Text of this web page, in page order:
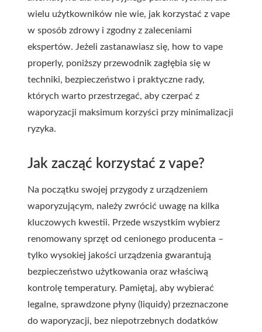
wielu użytkowników nie wie, jak korzystać z vape
w sposób zdrowy i zgodny z zaleceniami
ekspertów. Jeżeli zastanawiasz się, how to vape
properly, poniższy przewodnik zagłębia się w
techniki, bezpieczeństwo i praktyczne rady,
których warto przestrzegać, aby czerpać z
waporyzacji maksimum korzyści przy minimalizacji
ryzyka.
Jak zacząć korzystać z vape?
Na początku swojej przygody z urządzeniem
waporyzującym, należy zwrócić uwagę na kilka
kluczowych kwestii. Przede wszystkim wybierz
renomowany sprzęt od cenionego producenta –
tylko wysokiej jakości urządzenia gwarantują
bezpieczeństwo użytkowania oraz właściwą
kontrolę temperatury. Pamiętaj, aby wybierać
legalne, sprawdzone płyny (liquidy) przeznaczone
do waporyzacji, bez niepotrzebnych dodatków